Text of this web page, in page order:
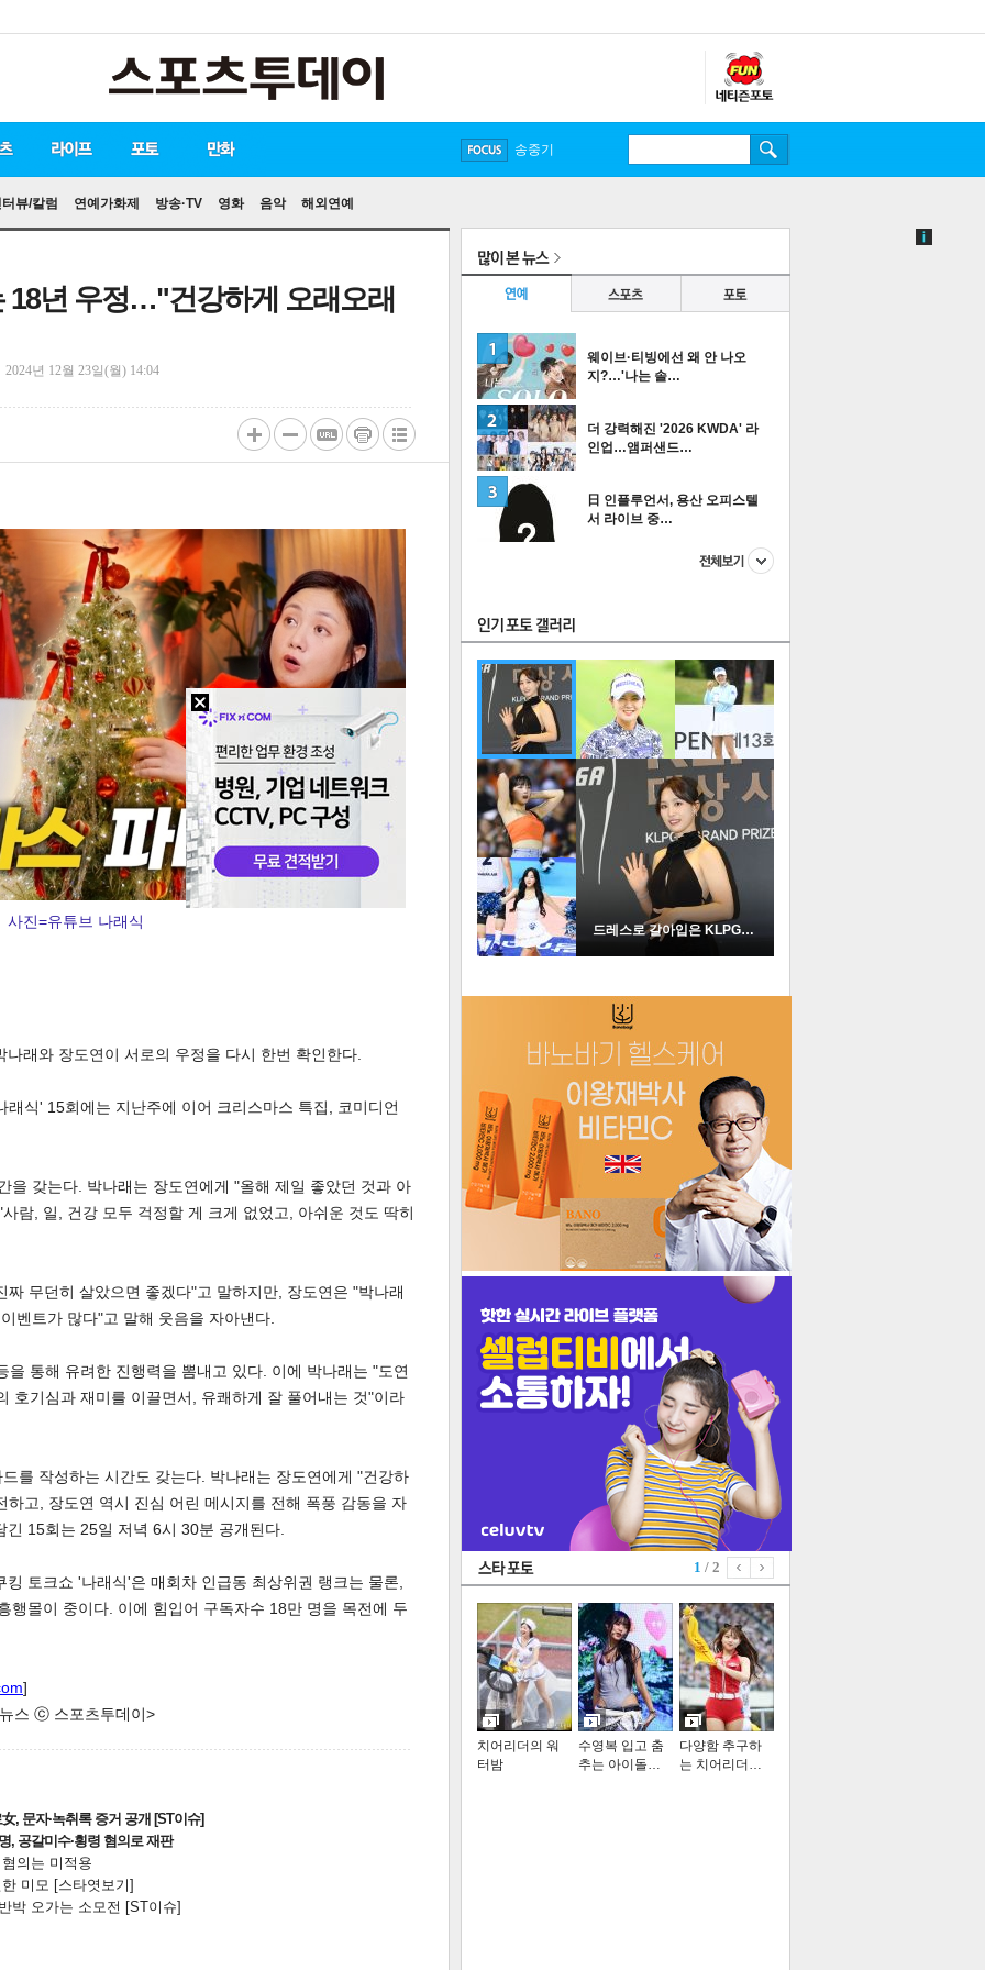
뷰/칼럼 연예가화제 방송·TV 영화 음악 해외연예
라이프 포토
만화
FOCUS
송중기
18년 우정…"건강하게 오래오래
2024년 12월 23일(월) 14:04
사진=유튜브 나래식
래와 장도연이 서로의 우정을 다시 한번 확인한다.
식' 15회에는 지난주에 이어 크리스마스 특집, 코미디언
을 갖는다. 박나래는 장도연에게 "올해 제일 좋았던 것과 아
람, 일, 건강 모두 걱정할 게 크게 없었고, 아쉬운 것도 딱히
무던히 살았으면 좋겠다"고 말하지만, 장도연은 "박나래
벤트가 많다"고 말해 웃음을 자아낸다.
통해 유려한 진행력을 뽐내고 있다. 이에 박나래는 "도연
호기심과 재미를 이끌면서, 유쾌하게 잘 풀어내는 것"이라
를 작성하는 시간도 갖는다. 박나래는 장도연에게 "건강하
고, 장도연 역시 진심 어린 메시지를 전해 폭풍 감동을 자
15회는 25일 저녁 6시 30분 공개된다.
토크쇼 '나래식'은 매회차 인급동 최상위권 랭크는 물론,
행몰이 중이다. 이에 힘입어 구독자수 18만 명을 목전에 두
]
스 ⓒ 스포츠투데이>
, 문자·녹취록 증거 공개 [ST이슈]
, 공갈미수·횡령 혐의로 재판
의는 미적용
미모 [스타엿보기]
박 오가는 소모전 [ST이슈]
많이 본 뉴스
연예
스포츠 포토
웨이브·티빙에선 왜 안 나오
지?…'나는 솔…
2
더 강력해진 '2026 KWDA' 라
인업…앰퍼샌드…
日 인플루언서, 용산 오피스텔
서 라이브 중…
더보기
인기포토
드레스로 갈아입은 KLPGA …
1 / 2
치어리더의 워
터밤
수영복 입고 춤
추는 아이돌…
다양함 추구하
는 치어리더…